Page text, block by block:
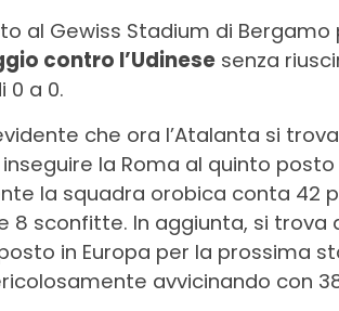
al Gewiss Stadium di Bergamo
contro l’Udinese senza
0 a 0.
che ora l’Atalanta si
la Roma al quinto
la squadra orobica conta 42
8 sconfitte. In aggiunta, si
in Europa per la prossima
avvicinando con